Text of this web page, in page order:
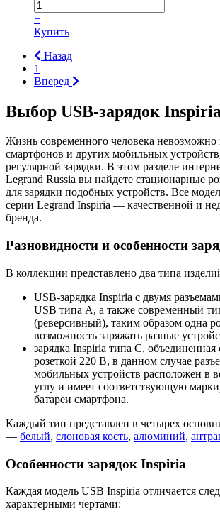
+
Купить
Назад
1
Вперед
Выбор USB-зарядок Inspiria
Жизнь современного человека невозможно
смартфонов и других мобильных
регулярной зарядки. В этом разделе
Legrand Russia вы найдете стационарные
для зарядки подобных устройств. Все
серии Legrand Inspiria — качественной и
бренда.
Разновидности и особенности
В коллекции представлено два типа
USB-зарядка Inspiria с двумя
USB типа А, а также современный
(реверсивный), таким образом одна
возможность заряжать разные
зарядка Inspiria типа С,
розеткой 220 В, в данном случае
мобильных устройств расположен в
углу и имеет соответствующую
батареи смартфона.
Каждый тип представлен в четырех
— белый, слоновая кость, алюминий,
Особенности зарядок Inspiria
Каждая модель USB Inspiria отличается
характерными чертами: